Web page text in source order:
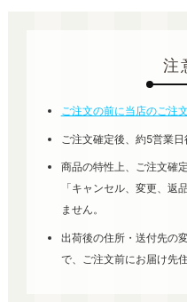
注
ご注文の前に当店のご注
ご注文確定後、約5営業日
商品の特性上、ご注文確
「キャンセル、変更、返
ません。
出荷後の住所・送付先の
で、ご注文前にお届け先